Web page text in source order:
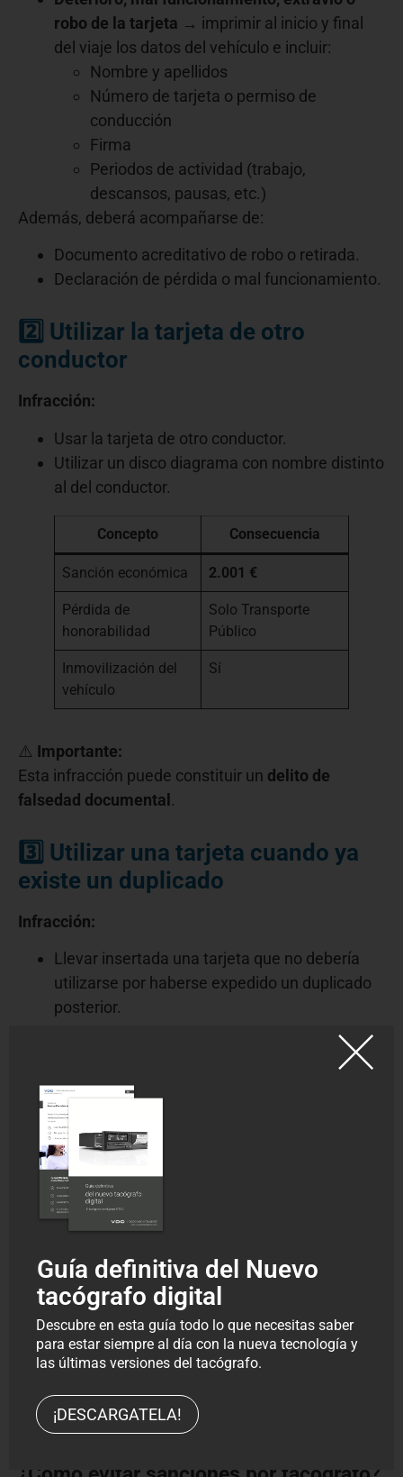
robo de la tarjeta → imprimir al inicio y final
del viaje los datos del vehículo e incluir:
Nombre y apellidos
Número de tarjeta o permiso de
conducción
Firma
Periodos de actividad (trabajo,
descansos, pausas, etc.)
Además, deberá acompañarse de:
Documento acreditativo de robo o retirada.
Declaración de pérdida o mal funcionamiento.
2️⃣ Utilizar la tarjeta de otro
conductor
Infracción:
Usar la tarjeta de otro conductor.
Utilizar un disco diagrama con nombre distinto
al del conductor.
Concepto Consecuencia
Sanción económica 2.001 €
Pérdida de
honorabilidad
Solo Transporte
Público
Inmovilización del
vehículo
Sí
⚠️ Importante:
Esta infracción puede constituir un delito de
falsedad documental.
3️⃣ Utilizar una tarjeta cuando ya
existe un duplicado
Infracción:
Llevar insertada una tarjeta que no debería
utilizarse por haberse expedido un duplicado
posterior.
Sanción económica
Pérdida de
honorabilidad
Inmovilización del
vehículo
Obligaciones adicionales
En caso de deterioro o mal funcionamiento →
debe devolverse la tarjeta antigua antes de
recibir la nueva.
Si una tarjeta robada o perdida se recupera →
debe devolverse inmediatamente al órgano
Guía definitiva del Nuevo
tacógrafo digital
Descubre en esta guía todo lo que necesitas saber
para estar siempre al día con la nueva tecnología y
las últimas versiones del tacógrafo.
¡DESCARGATELA!